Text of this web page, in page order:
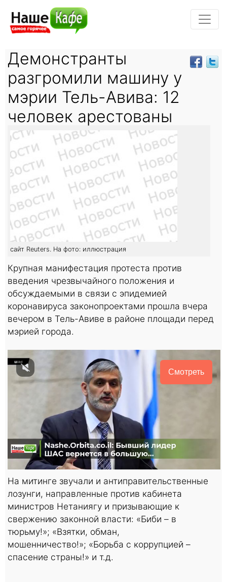
Демонстранты
разгромили машину у
мэрии Тель-Авива: 12
человек арестованы
сайт Reuters. На фото: иллюстрация
Крупная манифестация протеста против
введения чрезвычайного положения и
обсуждаемыми в связи с эпидемией
коронавируса законопроектами прошла вчера
вечером в Тель-Авиве в районе площади перед
мэрией города.
Смотреть
На митинге звучали и антиправительственные
лозунги, направленные против кабинета
министров Нетаниягу и призывающие к
свержению законной власти: «Биби – в
тюрьму!»; «Взятки, обман,
мошенничество!»; «Борьба с коррупцией –
спасение страны!» и т.д.